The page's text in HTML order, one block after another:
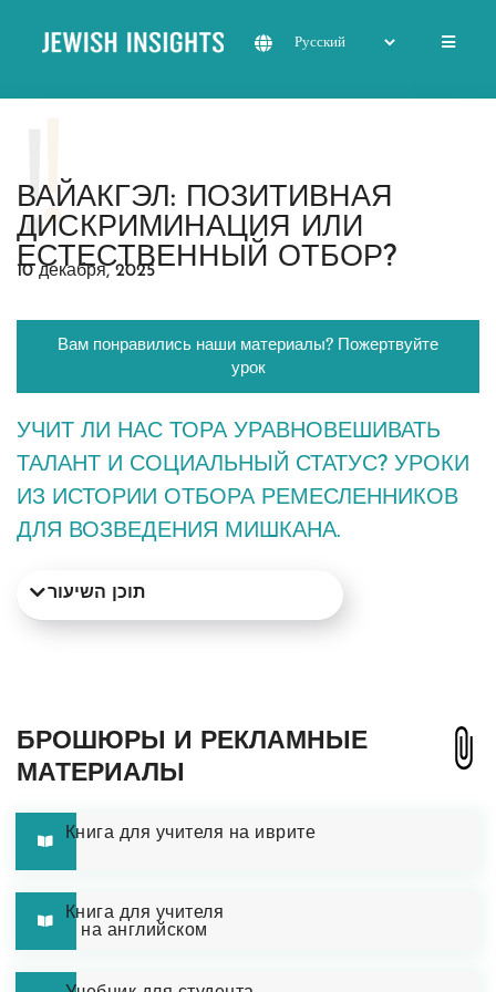
ВАЙАКГЭЛ: ПОЗИТИВНАЯ
ДИСКРИМИНАЦИЯ ИЛИ
ЕСТЕСТВЕННЫЙ ОТБОР?
10 декабря, 2025
Вам понравились наши материалы? Пожертвуйте
урок
УЧИТ ЛИ НАС ТОРА УРАВНОВЕШИВАТЬ
ТАЛАНТ И СОЦИАЛЬНЫЙ СТАТУС? УРОКИ
ИЗ ИСТОРИИ ОТБОРА РЕМЕСЛЕННИКОВ
ДЛЯ ВОЗВЕДЕНИЯ МИШКАНА.
תוכן השיעור
БРОШЮРЫ И РЕКЛАМНЫЕ
МАТЕРИАЛЫ
Книга для учителя на иврите
Книга для учителя
на английском